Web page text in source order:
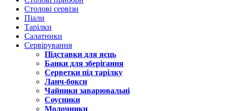
Столові сервізи
Піали
Тарілки
Салатники
Сервірування
Підставки для яєць
Банки для зберігання
Серветки під тарілку
Ланч-бокси
Чайники заварювальні
Соусники
Молочники